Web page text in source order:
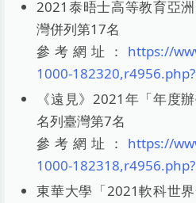
2021泰晤士高等教育亞
灣併列第17名
參考網址： https://
1000-
《遠見》2021年「年度
名列臺灣第7名
參考網址： https://
1000-
東華大學「2021軟科世